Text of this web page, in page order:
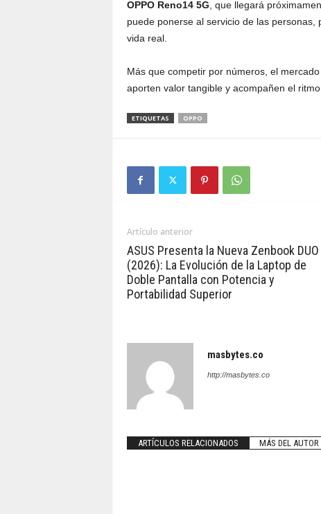
OPPO Reno14 5G , que llegará
puede ponerse al servicio de las
vida real.
Más que competir por números, el
aporten valor tangible y acompañen el
ETIQUETAS OPPO
Artículo anterior
ASUS Presenta la Nueva Zenbook DUO
(2026): La Evolución de la Laptop de
Doble Pantalla con Potencia y
Portabilidad Superior
masbytes.co
http://masbytes.co
ARTÍCULOS RELACIONADOS MÁS DEL AUTOR